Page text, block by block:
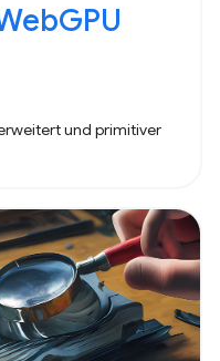
und primitiver